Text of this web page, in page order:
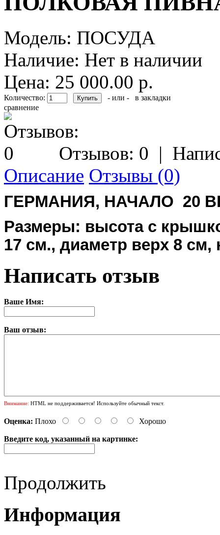
Модель: ПОСУДА
Наличие: Нет в наличии
Цена: 25 000.00 р.
Количество: - или -
в закладки
сравнение
Отзывов: 0 |
Описание Отзывы (0)
ГЕРМАНИЯ, НАЧАЛО 20
Размеры: высота с
17 см., диаметр верх 8 см,
Написать отзыв
Ваше Имя:
Ваш отзыв:
Внимание: HTML не поддерживается! Используйте обычный текст.
Оценка: Плохо Хорошо
Введите код, указанный на картинке:
Продолжить
Информация